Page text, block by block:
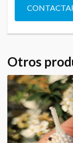
Otros